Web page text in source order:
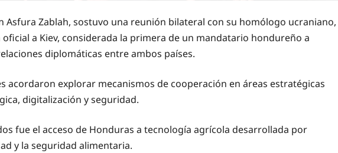
Asfura Zablah, sostuvo una reunión bilateral con su homólogo ucraniano,
a Kiev, considerada la primera de un mandatario hondureño a
diplomáticas entre ambos países.
acordaron explorar mecanismos de cooperación en áreas estratégicas
digitalización y seguridad.
fue el acceso de Honduras a tecnología agrícola desarrollada por
y la seguridad alimentaria.